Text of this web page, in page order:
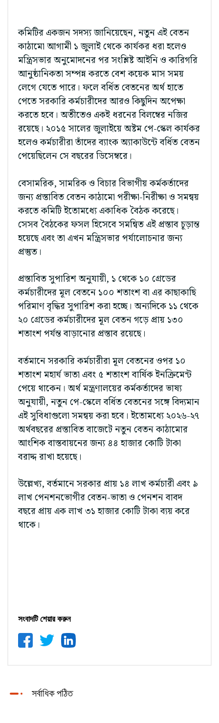
কমিটির একজন সদস্য জানিয়েছেন, নতুন এই বেতন
কাঠামো আগামী ১ জুলাই থেকে কার্যকর ধরা হলেও
মন্ত্রিসভার অনুমোদনের পর সংশ্লিষ্ট আইনি ও কারিগরি
আনুষ্ঠানিকতা সম্পন্ন করতে বেশ কয়েক মাস সময়
লেগে যেতে পারে। ফলে বর্ধিত বেতনের অর্থ হাতে
পেতে সরকারি কর্মচারীদের আরও কিছুদিন অপেক্ষা
করতে হবে। অতীতেও একই ধরনের বিলম্বের নজির
রয়েছে। ২০১৫ সালের জুলাইয়ে অষ্টম পে-স্কেল কার্যকর
হলেও কর্মচারীরা তাঁদের ব্যাংক অ্যাকাউন্টে বর্ধিত বেতন
পেয়েছিলেন সে বছরের ডিসেম্বরে।
বেসামরিক, সামরিক ও বিচার বিভাগীয় কর্মকর্তাদের
জন্য প্রস্তাবিত বেতন কাঠামো পরীক্ষা-নিরীক্ষা ও সমন্বয়
করতে কমিটি ইতোমধ্যে একাধিক বৈঠক করেছে।
সেসব বৈঠকের ফসল হিসেবে সমন্বিত এই প্রস্তাব চূড়ান্ত
হয়েছে এবং তা এখন মন্ত্রিসভার পর্যালোচনার জন্য
প্রস্তুত।
প্রস্তাবিত সুপারিশ অনুযায়ী, ১ থেকে ১০ গ্রেডের
কর্মচারীদের মূল বেতনে ১০০ শতাংশ বা এর কাছাকাছি
পরিমাণ বৃদ্ধির সুপারিশ করা হচ্ছে। অন্যদিকে ১১ থেকে
২০ গ্রেডের কর্মচারীদের মূল বেতন গড়ে প্রায় ১৩০
শতাংশ পর্যন্ত বাড়ানোর প্রস্তাব রয়েছে।
বর্তমানে সরকারি কর্মচারীরা মূল বেতনের ওপর ১০
শতাংশ মহার্ঘ ভাতা এবং ৫ শতাংশ বার্ষিক ইনক্রিমেন্ট
পেয়ে থাকেন। অর্থ মন্ত্রণালয়ের কর্মকর্তাদের ভাষ্য
অনুযায়ী, নতুন পে-স্কেলে বর্ধিত বেতনের সঙ্গে বিদ্যমান
এই সুবিধাগুলো সমন্বয় করা হবে। ইতোমধ্যে ২০২৬-২৭
অর্থবছরের প্রস্তাবিত বাজেটে নতুন বেতন কাঠামোর
আংশিক বাস্তবায়নের জন্য ৪৪ হাজার কোটি টাকা
বরাদ্দ রাখা হয়েছে।
উল্লেখ্য, বর্তমানে সরকার প্রায় ১৪ লাখ কর্মচারী এবং ৯
লাখ পেনশনভোগীর বেতন-ভাতা ও পেনশন বাবদ
বছরে প্রায় এক লাখ ৩১ হাজার কোটি টাকা ব্যয় করে
থাকে।
সংবাদটি শেয়ার করুন
সর্বাধিক পঠিত